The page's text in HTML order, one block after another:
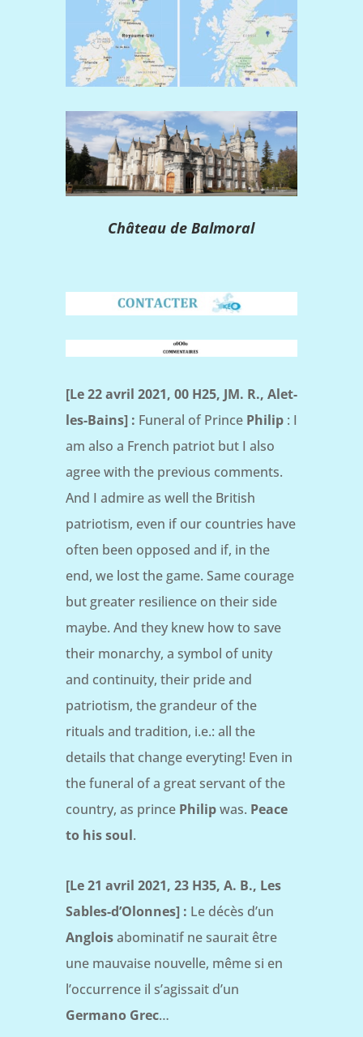
Château de Balmoral
[Le 22 avril 2021, 00 H25, JM. R., Alet-
les-Bains] : Funeral of Prince Philip: I
am also a French patriot but I also
agree with the previous comments.
And I admire as well the British
patriotism, even if our countries have
often been opposed and if, in the
end, we lost the game. Same courage
but greater resilience on their side
maybe. And they knew how to save
their monarchy, a symbol of unity
and continuity, their pride and
patriotism, the grandeur of the
rituals and tradition, i.e.: all the
details that change everyting! Even in
the funeral of a great servant of the
country, as prince Philipwas. Peace
to his soul.
[Le 21 avril 2021, 23 H35, A. B., Les
Sables-d’Olonnes] : Le décès d’un
Angloisabominatif ne saurait être
une mauvaise nouvelle, même si en
l’occurrence il s’agissait d’un
Germano Grec…